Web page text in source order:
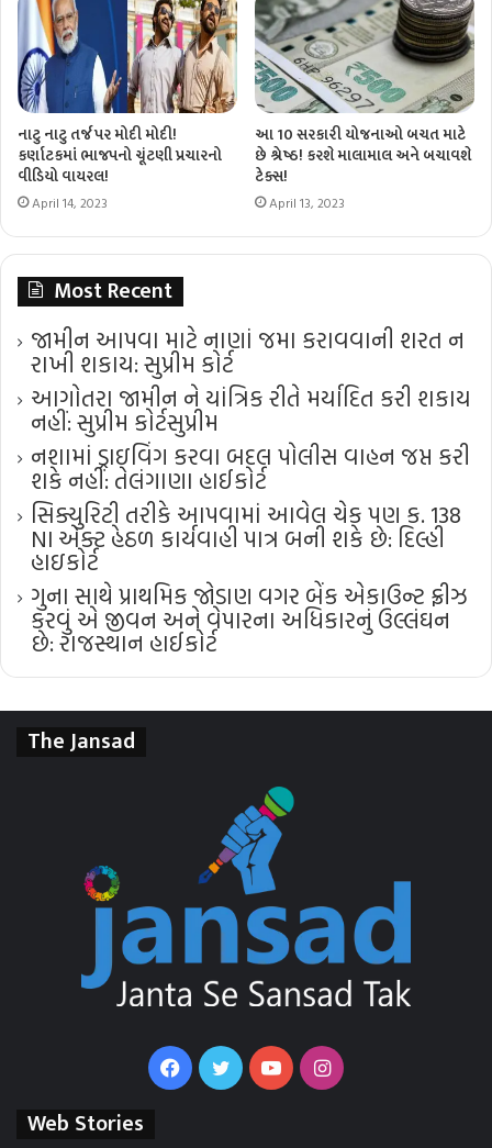
નાટુ નાટુ તર્જ પર મોદી મોદી!
કર્ણાટકમાં ભાજપનો ચૂંટણી પ્રચારનો
વીડિયો વાયરલ!
April 14, 2023
આ 10 સરકારી યોજનાઓ બચત માટે
છે શ્રેષ્ઠ! કરશે માલામાલ અને બચાવશે
ટેક્સ!
April 13, 2023
Most Recent
જામીન આપવા માટે નાણાં જમા કરાવવાની શરત ન
રાખી શકાય: સુપ્રીમ કોર્ટ
આગોતરા જામીન ને યાંત્રિક રીતે મર્યાદિત કરી શકાય
નહીં: સુપ્રીમ કોર્ટ​સુપ્રીમ
નશામાં ડ્રાઇવિંગ કરવા બદલ પોલીસ વાહન જપ્ત કરી
શકે નહીં: તેલંગાણા હાઈકોર્ટ
સિક્યુરિટી તરીકે આપવામાં આવેલ ચેક પણ ક. 138
NI એક્ટ હેઠળ કાર્યવાહી પાત્ર બની શકે છે: દિલ્હી
હાઇકોર્ટ
ગુના સાથે પ્રાથમિક જોડાણ વગર બેંક એકાઉન્ટ ફ્રીઝ
કરવું એ જીવન અને વેપારના અધિકારનું ઉલ્લંઘન
છે: રાજસ્થાન હાઈકોર્ટ
The Jansad
FacebookTwitterYouTubeInstagram
Web Stories